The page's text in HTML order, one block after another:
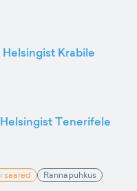
Krabile
Tenerifele
saared Rannapuhkus